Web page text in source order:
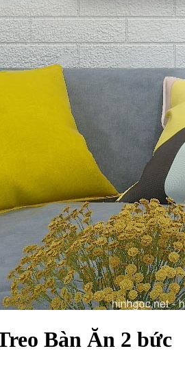
Bàn Ăn 2 bức